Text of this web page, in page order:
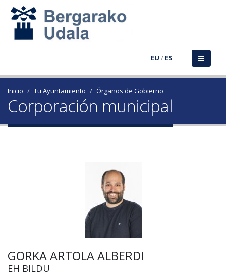
EU / ES
Inicio Tu Ayuntamiento Órganos de Gobierno
Corporación municipal
GORKA ARTOLA ALBERDI
EH BILDU